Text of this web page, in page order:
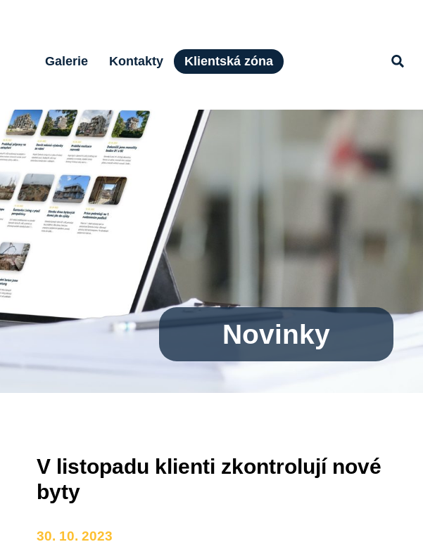
Galerie Kontakty Klientská zóna
Novinky
V listopadu klienti zkontrolují nové
byty
30. 10. 2023